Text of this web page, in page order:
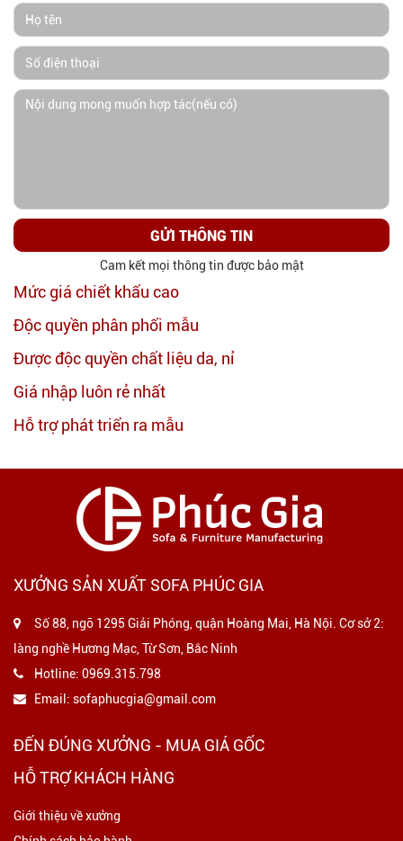
GỬI THÔNG TIN
Cam kết mọi thông tin được bảo mật
Mức giá chiết khấu cao
Độc quyền phân phối mẫu
Được độc quyền chất liệu da, nỉ
Giá nhập luôn rẻ nhất
Hỗ trợ phát triển ra mẫu
XƯỞNG SẢN XUẤT SOFA PHÚC GIA
Số 88, ngõ 1295 Giải Phóng, quận Hoàng Mai, Hà Nội. Cơ sở 2:
làng nghề Hương Mạc, Từ Sơn, Bắc Ninh
Hotline: 0969.315.798
Email: sofaphucgia@gmail.com
ĐẾN ĐÚNG XƯỞNG - MUA GIÁ GỐC
HỖ TRỢ KHÁCH HÀNG
Giới thiệu về xưởng